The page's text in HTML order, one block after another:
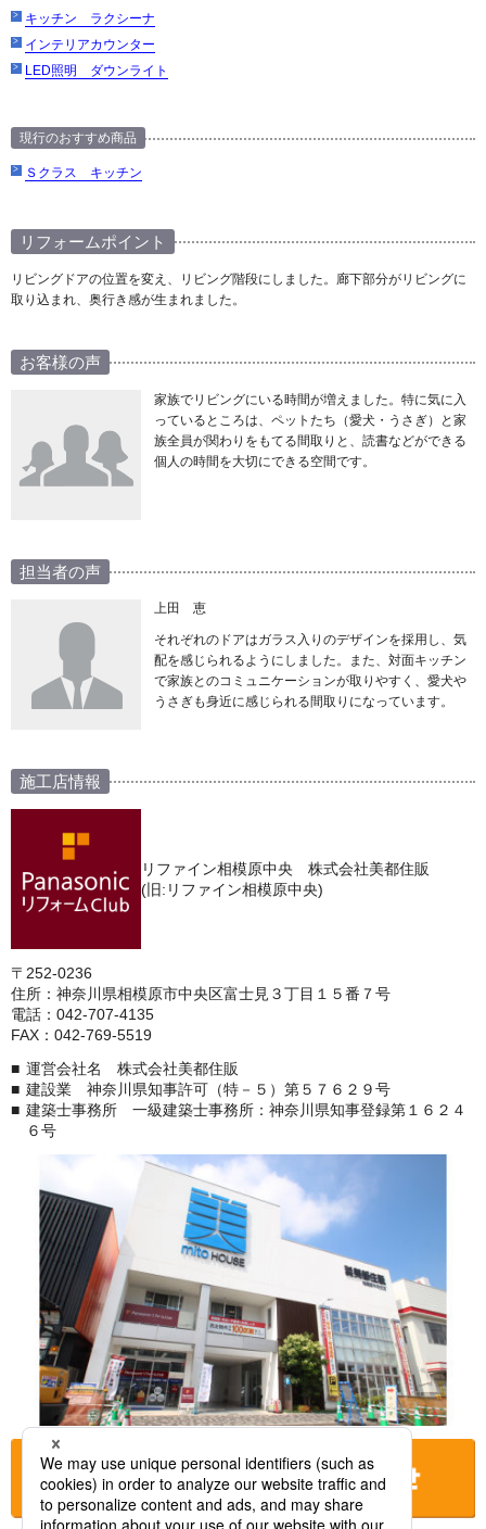
キッチン ラクシーナ
インテリアカウンター
LED照明 ダウンライト
現行のおすすめ商品
Ｓクラス キッチン
リフォームポイント
リビングドアの位置を変え、リビング階段にしました。廊下部分がリビングに
取り込まれ、奥行き感が生まれました。
お客様の声
家族でリビングにいる時間が増えました。特に気に入
っているところは、ペットたち（愛犬・うさぎ）と家
族全員が関わりをもてる間取りと、読書などができる
個人の時間を大切にできる空間です。
担当者の声
上田 恵
それぞれのドアはガラス入りのデザインを採用し、気
配を感じられるようにしました。また、対面キッチン
で家族とのコミュニケーションが取りやすく、愛犬や
うさぎも身近に感じられる間取りになっています。
施工店情報
リファイン相模原中央 株式会社美都住販
(旧:リファイン相模原中央)
〒252-0236
住所：神奈川県相模原市中央区富士見３丁目１５番７号
電話：042-707-4135
FAX：042-769-5519
運営会社名 株式会社美都住販
建設業 神奈川県知事許可（特－５）第５７６２９号
建築士事務所 一級建築士事務所：神奈川県知事登録第１６２４
６号